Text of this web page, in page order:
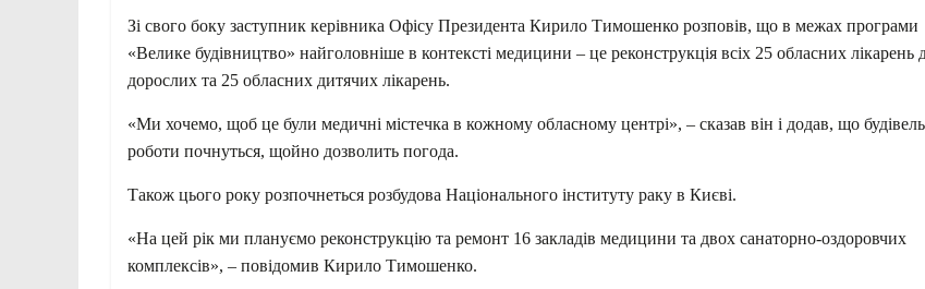
Зі свого боку заступник керівника Офісу Президента Кирило Тимошенко розповів, що в межах програми
«Велике будівництво» найголовніше в контексті медицини – це реконструкція всіх 25 обласних лікарень
дорослих та 25 обласних дитячих лікарень.
«Ми хочемо, щоб це були медичні містечка в кожному обласному центрі», – сказав він і додав, що
роботи почнуться, щойно дозволить погода.
Також цього року розпочнеться розбудова Національного інституту раку в Києві.
«На цей рік ми плануємо реконструкцію та ремонт 16 закладів медицини та двох санаторно-оздоровчих
комплексів», – повідомив Кирило Тимошенко.